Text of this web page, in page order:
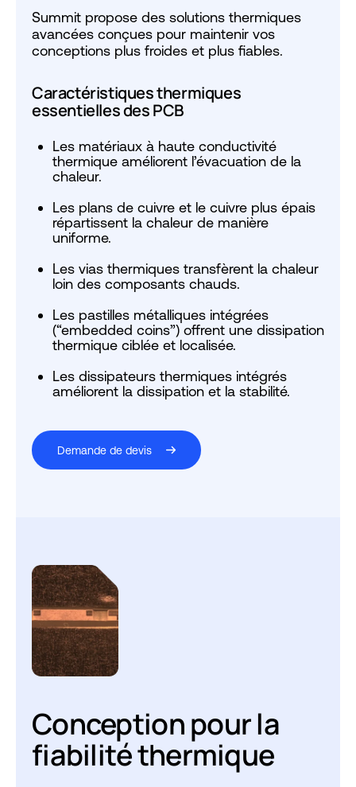
Summit propose des solutions thermiques
avancées conçues pour maintenir vos
conceptions plus froides et plus fiables.
Caractéristiques thermiques
essentielles des PCB
Les matériaux à haute conductivité
thermique améliorent l’évacuation de la
chaleur.
Les plans de cuivre et le cuivre plus épais
répartissent la chaleur de manière
uniforme.
Les vias thermiques transfèrent la chaleur
loin des composants chauds.
Les pastilles métalliques intégrées
(“embedded coins”) offrent une dissipation
thermique ciblée et localisée.
Les dissipateurs thermiques intégrés
améliorent la dissipation et la stabilité.
Demande de devis
Conception pour la
fiabilité thermique